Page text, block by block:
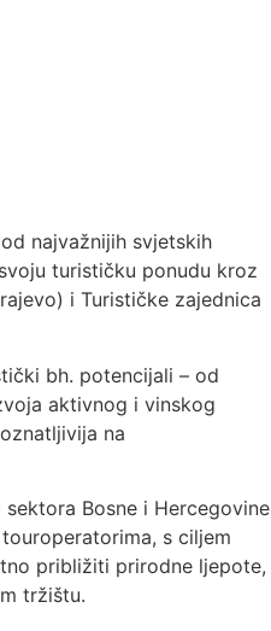
najvažnijih svjetskih
turističku ponudu kroz
i Turističke zajednica
bh. potencijali – od
aktivnog i vinskog
na
Bosne i Hercegovine
s ciljem
približiti prirodne ljepote,
tržištu.